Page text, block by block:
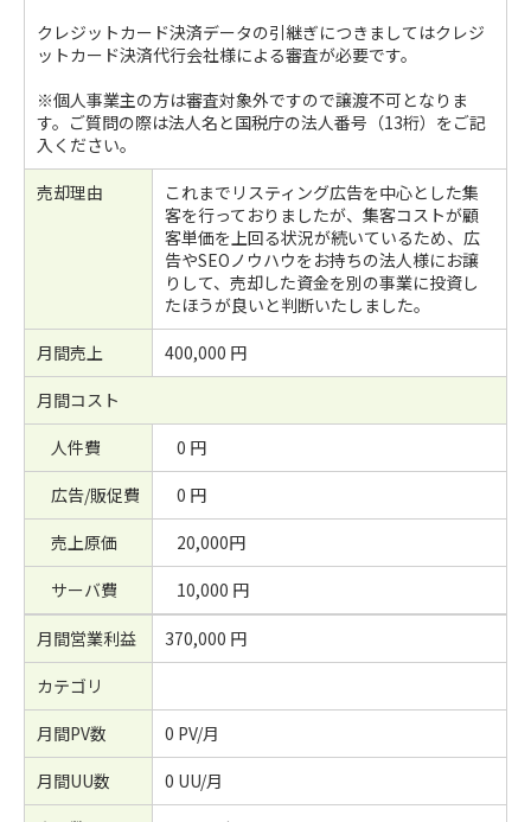
クレジットカード決済データの引継ぎにつきましてはクレジ
ットカード決済代行会社様による審査が必要です。
※個人事業主の方は審査対象外ですので譲渡不可となりま
す。ご質問の際は法人名と国税庁の法人番号（13桁）をご記
入ください。
売却理由
これまでリスティング広告を中心とした集
客を行っておりましたが、集客コストが顧
客単価を上回る状況が続いているため、広
告やSEOノウハウをお持ちの法人様にお譲
りして、売却した資金を別の事業に投資し
たほうが良いと判断いたしました。
月間売上
400,000 円
月間コスト
人件費
0 円
広告/販促費
0 円
売上原価
20,000円
サーバ費
10,000 円
月間営業利益
370,000 円
カテゴリ
月間PV数
0 PV/月
月間UU数
0 UU/月